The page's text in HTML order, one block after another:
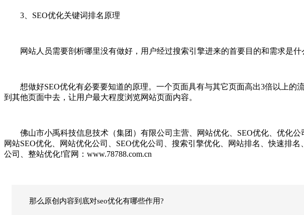
3、SEO优化关键词排名原理
网站人员需要剖析哪里没有做好，用户经过搜索引擎进来的首要目的和需求是什
想做好SEO优化有必要要知道的原理。一个页面具有与其它页面高出3倍以上的
到其他页面中去，让用户最大程度浏览网站页面内容。
佛山市小禹科技信息技术（集团）有限公司主营、网站优化、SEO优化、优化公
网站SEO优化、网站优化公司、SEO优化公司、搜索引擎优化、网站排名、快速排
公司、整站优化!官网：www.78788.com.cn
那么原创内容到底对seo优化有哪些作用?